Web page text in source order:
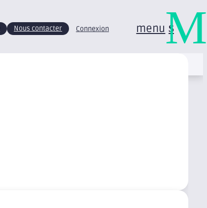
Nous contacter Connexion menuM